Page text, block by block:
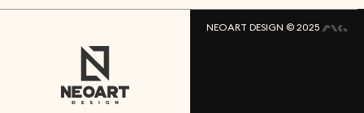
NEOART DESIGN © 2025